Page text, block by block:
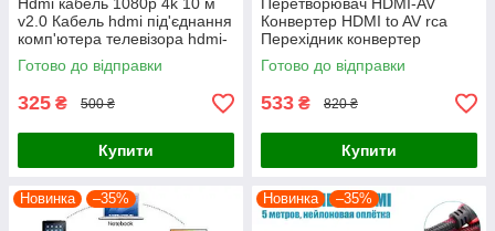
v2.0 Кабель hdmi під'єднання
комп'ютера телевізора hdmi-
hdmi дріт для монітора
Готово до відправки
325 ₴ 500 ₴
Купити
Конвертер HDMI to AV rca
Перехідник конвертер
відеосигналу hdmi тюльпан
Готово до відправки
533 ₴ 820 ₴
Купити
Новинка –35% Новинка –35%